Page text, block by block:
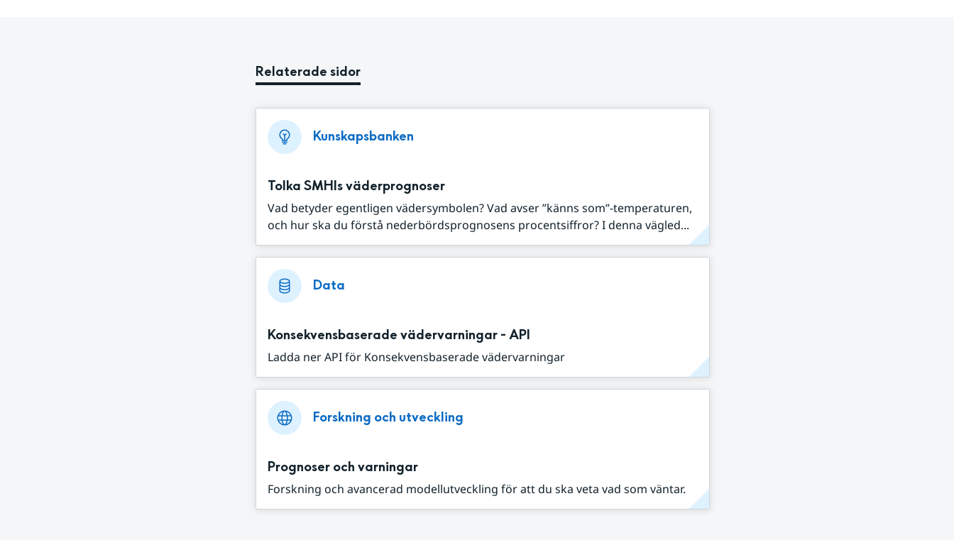
Relaterade sidor
Kunskapsbanken
Tolka SMHIs väderprognoser
Vad betyder egentligen vädersymbolen? Vad avser ”känns som”-temperaturen,
och hur ska du förstå nederbördsprognosens procentsiffror? I denna vägled...
Data
Konsekvensbaserade vädervarningar - API
Ladda ner API för Konsekvensbaserade vädervarningar
Forskning och utveckling
Prognoser och varningar
Forskning och avancerad modellutveckling för att du ska veta vad som väntar.